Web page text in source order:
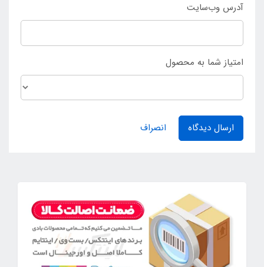
آدرس وب‌سایت
امتیاز شما به محصول
ارسال دیدگاه انصراف